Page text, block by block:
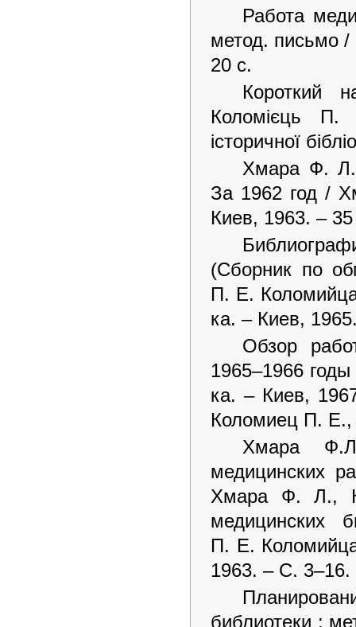
Работа
метод. письмо
20 с.
Короткий
Коломієць П.
історичної
Хмара Ф. Л.
За 1962 год /
Киев, 1963. –
(Сборник по
П. Е.
ка. – Киев,
Обзор
1965–1966
ка. – Киев,
Коломиец П.
Хмара Ф.Л.
медицинских
Хмара Ф. Л.,
П. Е.
1963. – С. 3–16.
библиотеки :